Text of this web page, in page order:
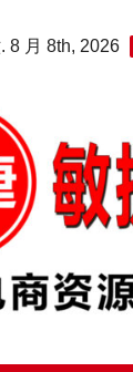
8 月 8th, 2026